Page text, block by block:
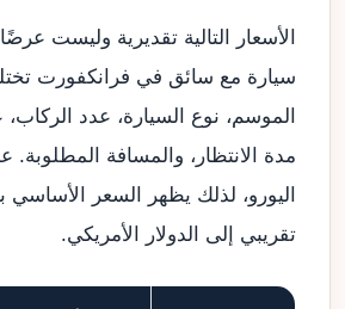
الأسعار التالية تقديرية وليست عرضًا
سيارة مع سائق في فرانكفورت
الموسم، نوع السيارة، عدد
مدة الانتظار، والمسافة المطلوبة.
اليورو، لذلك يظهر السعر الأساسي
تقريبي إلى الدولار الأمريكي.